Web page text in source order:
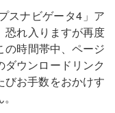
スナビゲータ4」ア
恐れ入りますが再度
の時間帯中、ページ
ウンロードリンク
びお手数をおかけす